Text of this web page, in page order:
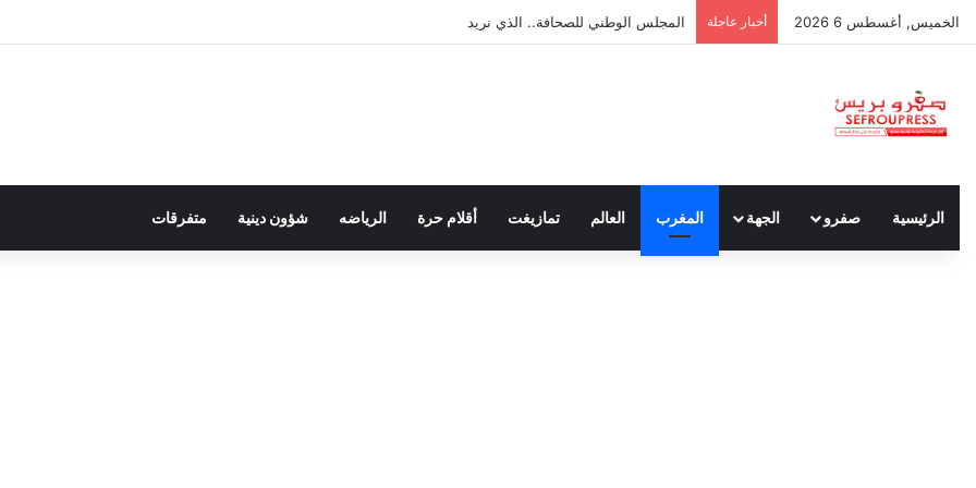
الخميس, أغسطس 6 2026 أخبار عاجلة المجلس الوطني للصحافة.. الذي نريد
الرئيسية صفرو الجهة المغرب العالم تمازيغت أقلام حرة الرياضه شؤون دينية متفرقات